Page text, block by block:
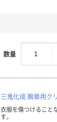
数量
三鬼化成 腕章用ク
衣服を傷つけること
す。